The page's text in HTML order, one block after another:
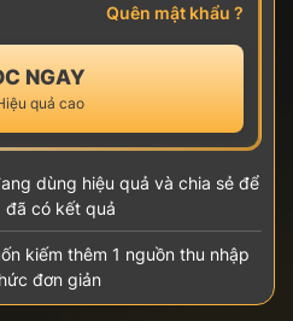
Quên mật khẩu ?
NGAY
quả cao
dùng hiệu quả và chia sẻ để
đã có kết quả
kiếm thêm 1 nguồn thu nhập
đơn giản